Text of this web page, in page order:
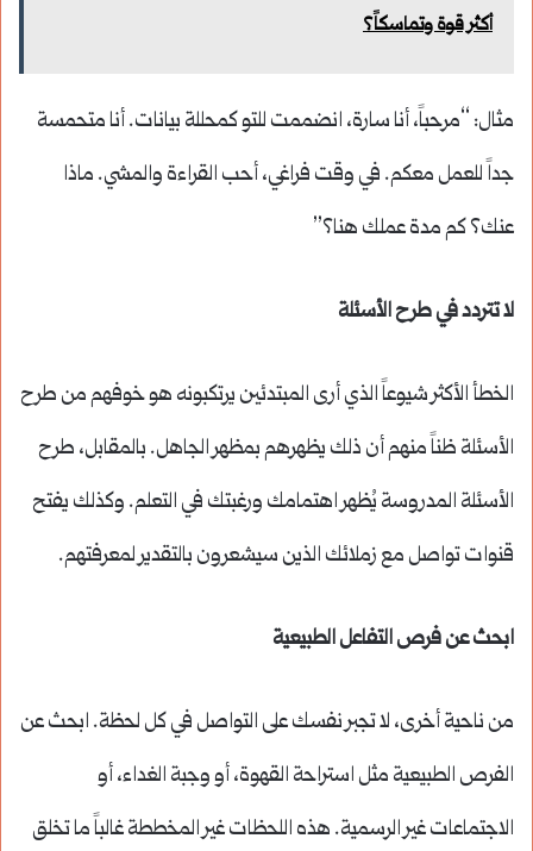
أكثر قوة وتماسكاً؟
مثال: “مرحباً، أنا سارة، انضممت للتو كمحللة بيانات. أنا متحمسة
جداً للعمل معكم. في وقت فراغي، أحب القراءة والمشي. ماذا
عنك؟ كم مدة عملك هنا؟”
لا تتردد في طرح الأسئلة
الخطأ الأكثر شيوعاً الذي أرى المبتدئين يرتكبونه هو خوفهم من طرح
الأسئلة ظناً منهم أن ذلك يظهرهم بمظهر الجاهل. بالمقابل، طرح
الأسئلة المدروسة يُظهر اهتمامك ورغبتك في التعلم. وكذلك يفتح
قنوات تواصل مع زملائك الذين سيشعرون بالتقدير لمعرفتهم.
ابحث عن فرص التفاعل الطبيعية
من ناحية أخرى، لا تجبر نفسك على التواصل في كل لحظة. ابحث عن
الفرص الطبيعية مثل استراحة القهوة، أو وجبة الغداء، أو
الاجتماعات غير الرسمية. هذه اللحظات غير المخططة غالباً ما تخلق